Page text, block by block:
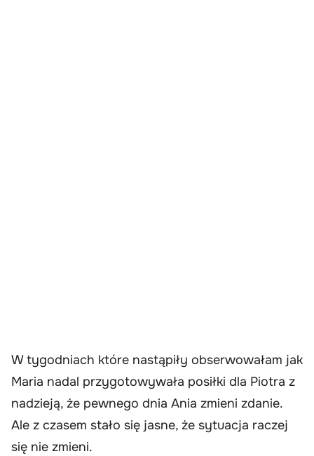
W tygodniach które nastąpiły obserwowałam jak
Maria nadal przygotowywała posiłki dla Piotra z
nadzieją, że pewnego dnia Ania zmieni zdanie.
Ale z czasem stało się jasne, że sytuacja raczej
się nie zmieni.